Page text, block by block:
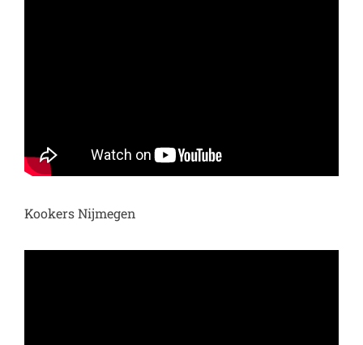
Kookers Nijmegen